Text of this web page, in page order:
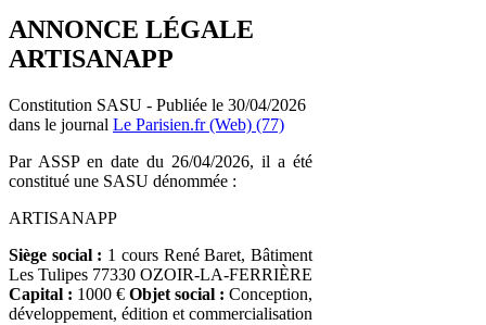
ANNONCE LÉGALE
ARTISANAPP
Constitution SASU - Publiée le 30/04/2026
dans le journal Le Parisien.fr (Web) (77)
Par ASSP en date du 26/04/2026, il a été
constitué une SASU dénommée :
ARTISANAPP
Siège social : 1 cours René Baret, Bâtiment
Les Tulipes 77330 OZOIR-LA-FERRIÈRE
Capital : 1000 € Objet social : Conception,
développement, édition et commercialisation